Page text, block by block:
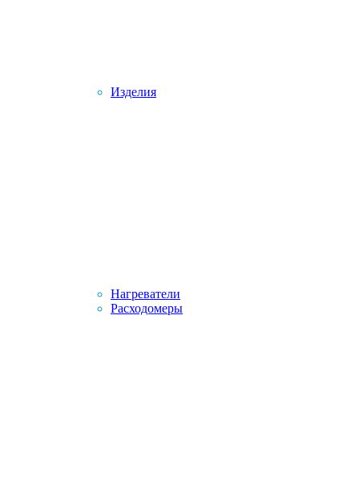
Изделия
Нагреватели
Расходомеры